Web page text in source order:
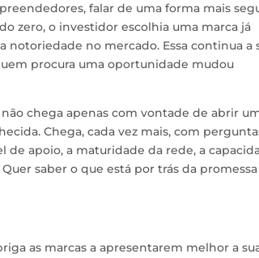
falar de uma forma mais
zero, o investidor escolhia uma marca já
no mercado. Essa continua a
procura uma oportunidade mudou
chega apenas com vontade de abrir
Chega, cada vez mais, com
apoio, a maturidade da rede, a
saber o que está por trás da promessa
as marcas a apresentarem melhor a